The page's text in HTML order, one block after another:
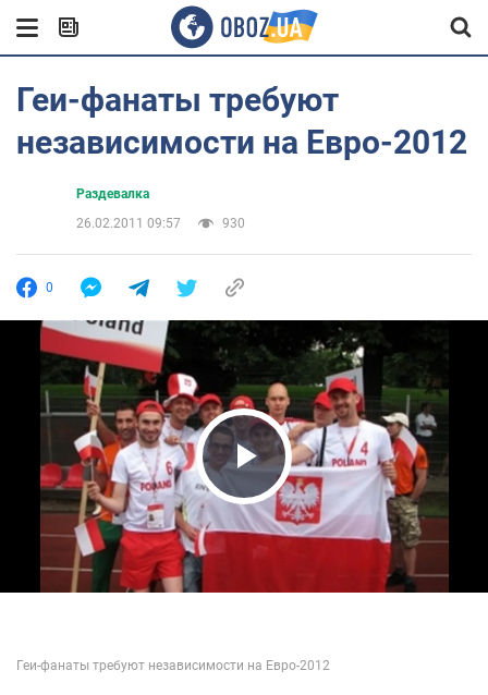
Геи-фанаты требуют
независимости на Евро-2012
Раздевалка
26.02.2011 09:57
930
0
Play Video